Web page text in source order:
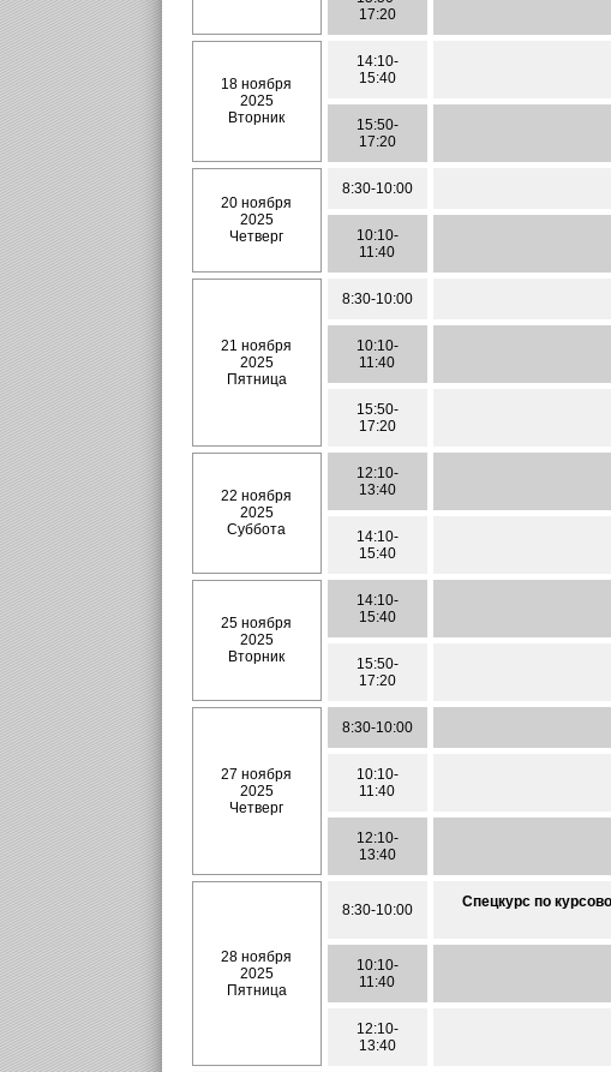
17:20
18 ноября
2025
Вторник
14:10-
15:40
15:50-
17:20
20 ноября
2025
Четверг
8:30-10:00
10:10-
11:40
21 ноября
2025
Пятница
8:30-10:00
10:10-
11:40
15:50-
17:20
22 ноября
2025
Суббота
12:10-
13:40
14:10-
15:40
25 ноября
2025
Вторник
14:10-
15:40
15:50-
17:20
27 ноября
2025
Четверг
8:30-10:00
10:10-
11:40
12:10-
13:40
28 ноября
2025
Пятница
8:30-10:00 Спецкурс по
10:10-
11:40
12:10-
13:40